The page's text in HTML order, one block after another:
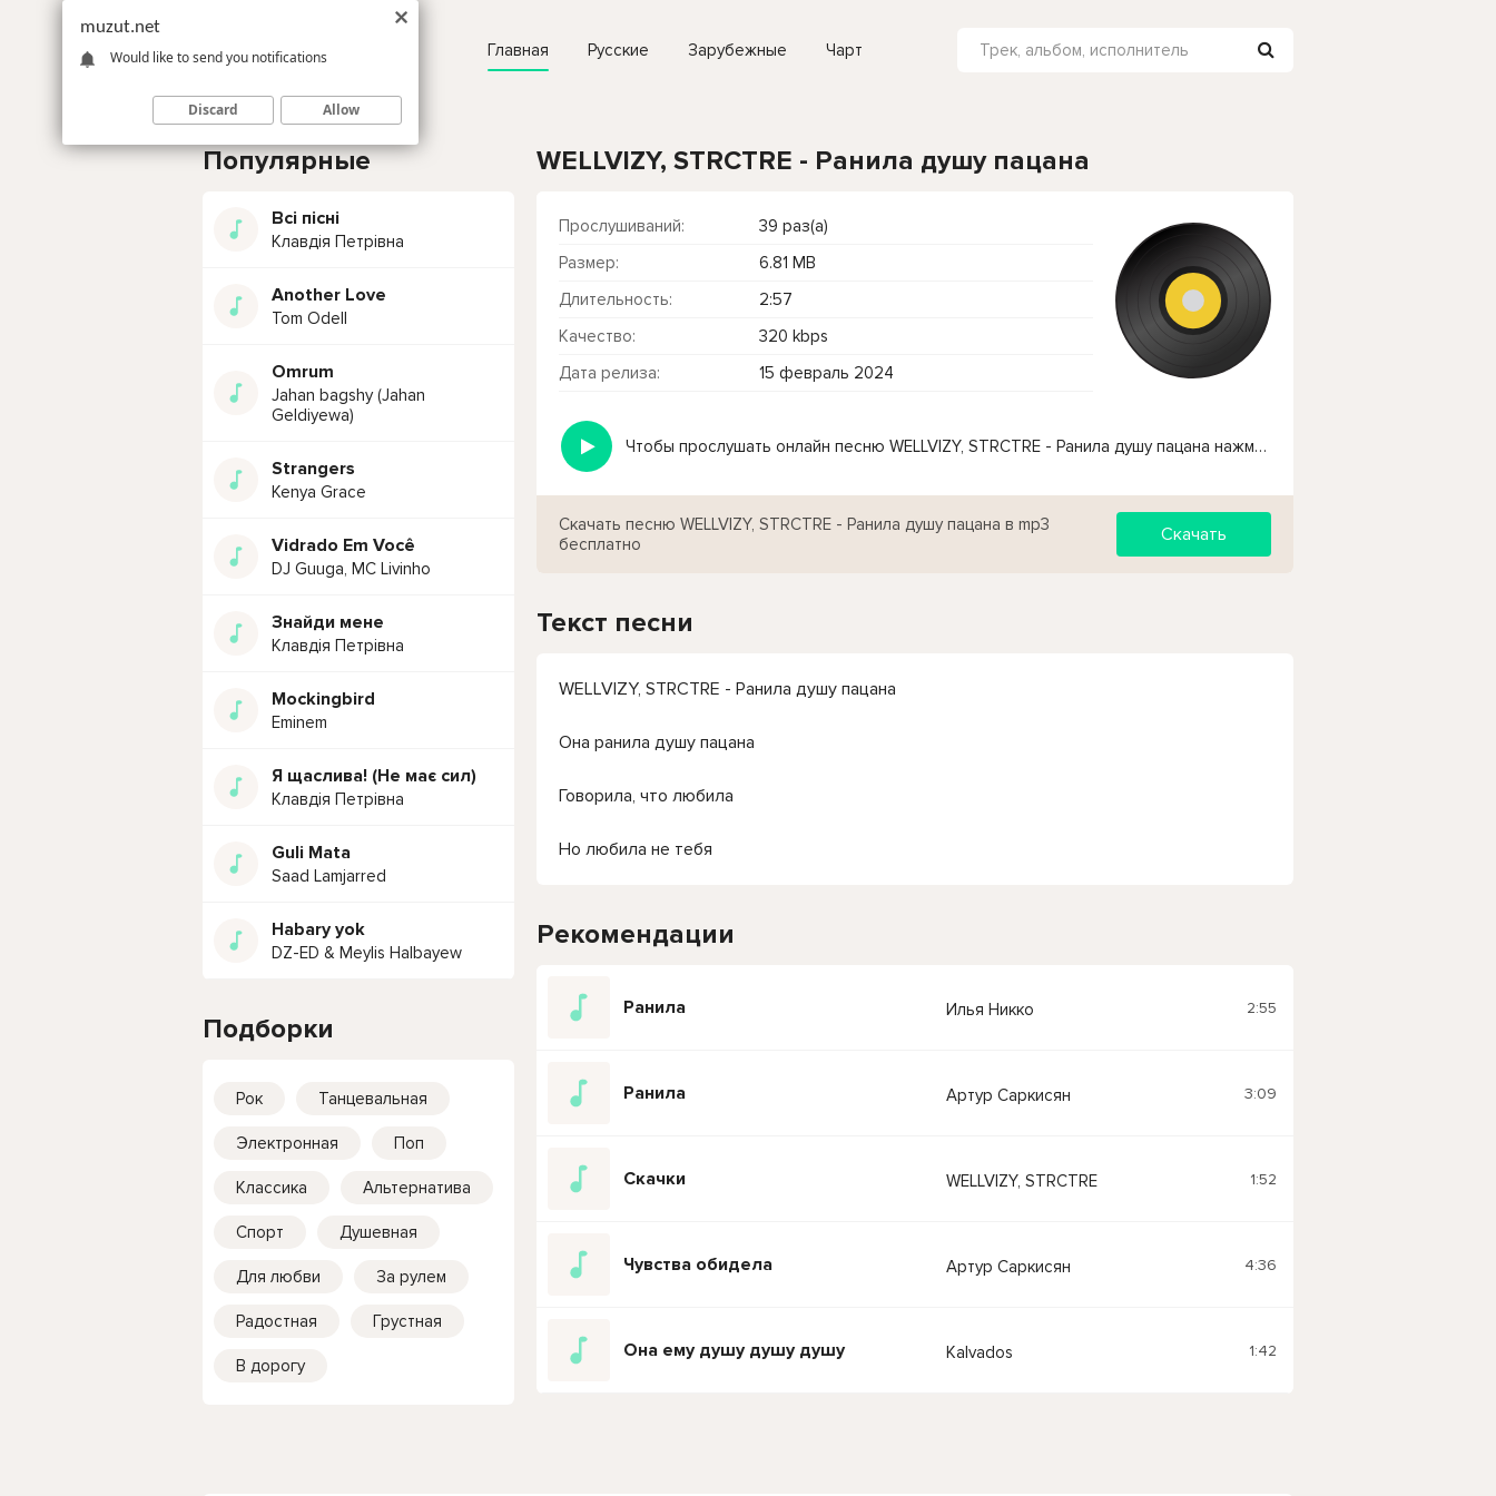
Главная Русские Зарубежные Чарт
Популярные
Всі пісні
Клавдія Петрівна
Another Love
Tom Odell
Omrum
Jahan bagshy (Jahan
Geldiyewa)
Strangers
Kenya Grace
Vidrado Em Você
DJ Guuga, MC Livinho
Знайди мене
Клавдія Петрівна
Mockingbird
Eminem
Я щаслива! (Не має сил)
Клавдія Петрівна
Guli Mata
Saad Lamjarred
Habary yok
DZ-ED & Meylis Halbayew
Подборки
Рок Танцевальная
Электронная Поп
Классика Альтернатива
Спорт Душевная
Для любви За рулем
Радостная Грустная
В дорогу
WELLVIZY, STRCTRE - Ранила душу пацана
Прослушиваний:
39 раз(а)
Размер:
6.81 MB
Длительность:
2:57
Качество:
320 kbps
Дата релиза:
15 февраль 2024
Чтобы прослушать онлайн песню WELLVIZY, STRCTRE - Ранила душу пацана нажмите на кнопку плей с светом зелений
Скачать песню WELLVIZY, STRCTRE - Ранила душу пацана в mp3
бесплатно
Скачать
Текст песни
WELLVIZY, STRCTRE - Ранила душу пацана
Она ранила душу пацана
Говорила, что любила
Но любила не тебя
Рекомендации
Ранила Илья Никко 2:55
Ранила Артур Саркисян 3:09
Скачки WELLVIZY, STRCTRE 1:52
Чувства обидела Артур Саркисян 4:36
Она ему душу душу душу Kalvados 1:42
muzut.net
Would like to send you notifications
Discard Allow